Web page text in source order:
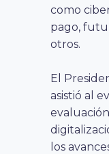
como
pago,
otros.
El
asistió al
los